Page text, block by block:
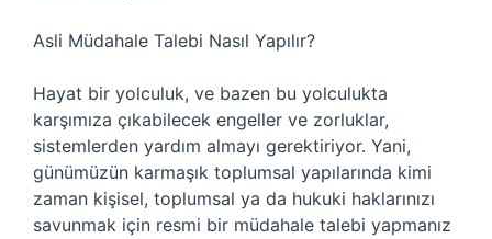
Asli Müdahale Talebi Nasıl Yapılır?
Hayat bir yolculuk, ve bazen bu yolculukta
karşımıza çıkabilecek engeller ve zorluklar,
sistemlerden yardım almayı gerektiriyor. Yani,
günümüzün karmaşık toplumsal yapılarında kimi
zaman kişisel, toplumsal ya da hukuki haklarınızı
savunmak için resmi bir müdahale talebi yapmanız